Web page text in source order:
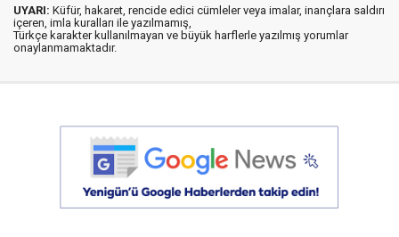
UYARI: Küfür, hakaret, rencide edici cümleler veya imalar, inançlara saldırı
içeren, imla kuralları ile yazılmamış,
Türkçe karakter kullanılmayan ve büyük harflerle yazılmış yorumlar
onaylanmamaktadır.